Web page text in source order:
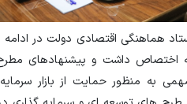
هماهنگی اقتصادی دولت در
اختصاص داشت و پیشنهادهای مطرح
به منظور حمایت از بازار